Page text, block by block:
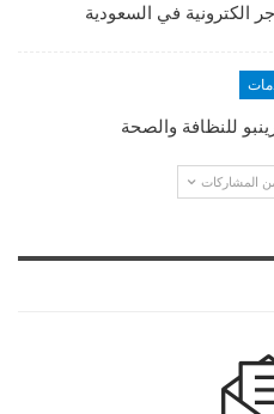
الكترونية في السعودية
للنظافة والصحة
المشاركات